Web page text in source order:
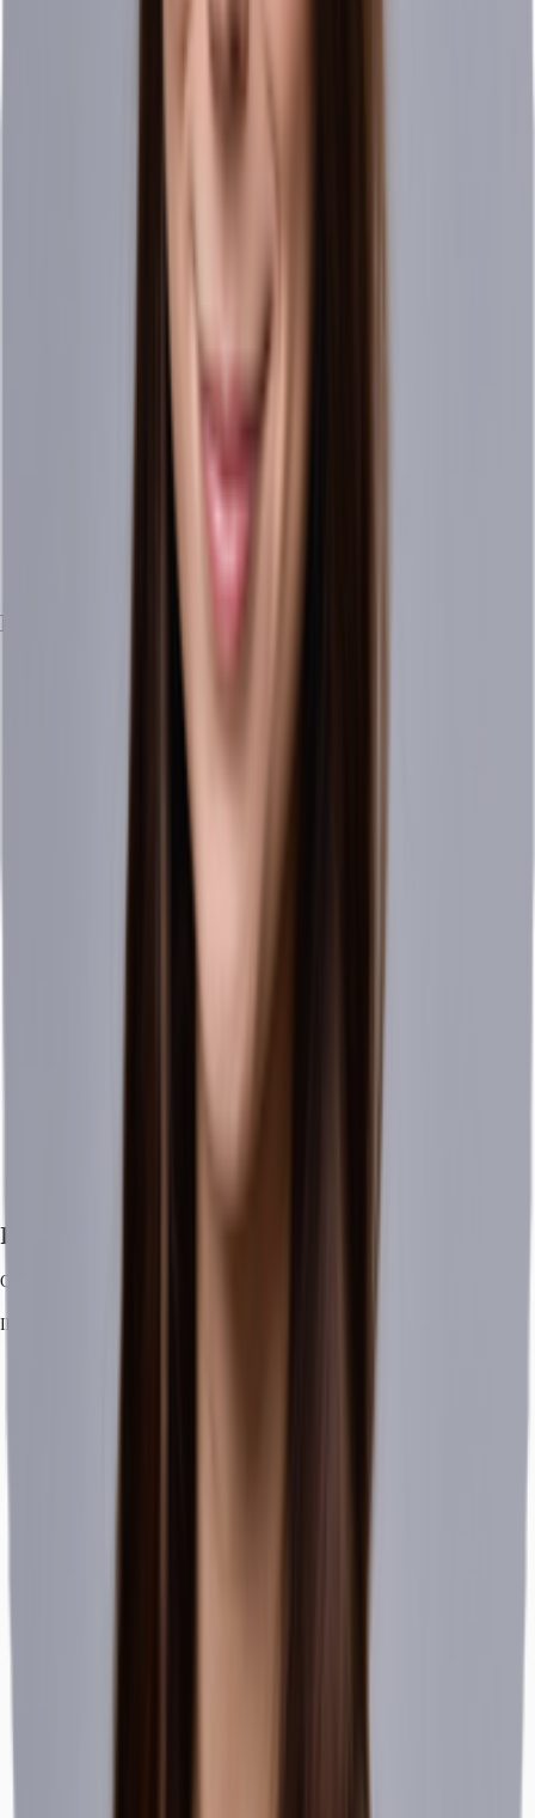
Exposé herunterladen
Ihr Kontakt
Chiara Costa Jacinto
Ihr Kontakt